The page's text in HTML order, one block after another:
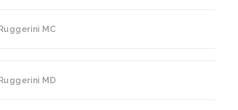
Ruggerini MC
Ruggerini MD